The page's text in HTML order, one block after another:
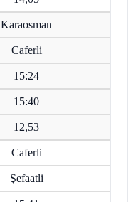
Karaosman
Caferli
15:24
15:40
12,53
Caferli
Şefaatli